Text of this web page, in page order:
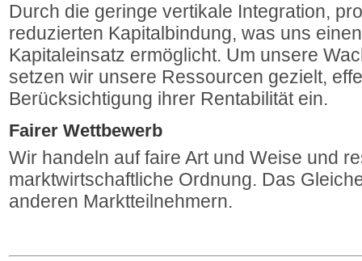
Durch die geringe vertikale Integration,
reduzierten Kapitalbindung, was uns
Kapitaleinsatz ermöglicht. Um unsere
setzen wir unsere Ressourcen gezielt,
Berücksichtigung ihrer Rentabilität ein.
Fairer Wettbewerb
Wir handeln auf faire Art und Weise und
marktwirtschaftliche Ordnung. Das
anderen Marktteilnehmern.